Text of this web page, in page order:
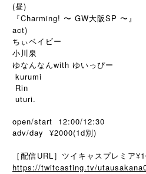
(昼)
『Charming! 〜 GW大阪SP 〜』
act)
ちぃベイビー
小川泉
ゆなんなんwith ゆいっぴー
kurumi
Rin
uturi.
open/start 12:00/12:30
adv/day ¥2000(1d別)
［配信URL］ツイキャスプレミア
https://twitcasting.tv/